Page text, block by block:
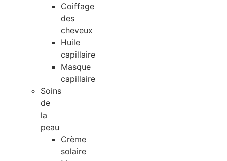
Coiffage
des
cheveux
Huile
capillaire
Masque
capillaire
Soins
de
la
peau
Crème
solaire